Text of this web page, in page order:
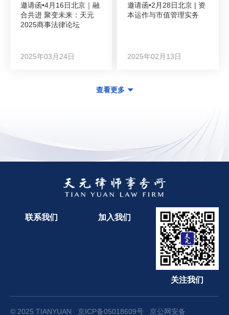
邀请函•4月16日北京｜融
合共进 聚变未来：天元
2025商事法律论坛
2025年03月24日
邀请函•2月28日北京 | 资
本运作与市值管理实务
2025年02月13日
查看更多
联系我们 加入我们
关注我们
© 2025 TIANYUAN 京ICP备05018609号 京公网安备